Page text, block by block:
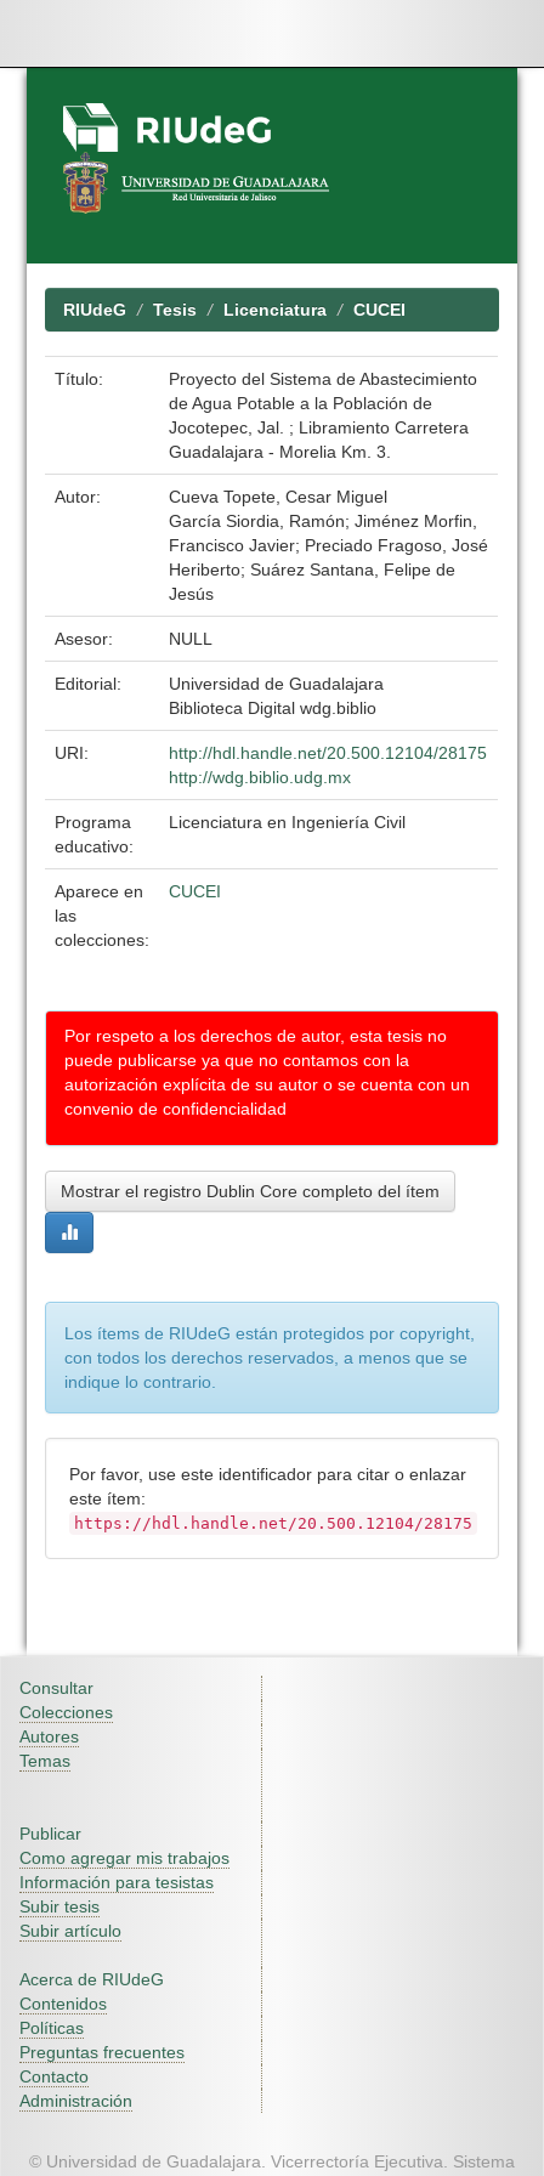
Skip
navigation
RIUdeG Tesis Licenciatura CUCEI
Título:
Proyecto del Sistema de Abastecimiento
de Agua Potable a la Población de
Jocotepec, Jal. ; Libramiento Carretera
Guadalajara - Morelia Km. 3.
Autor:
Cueva Topete, Cesar Miguel
García Siordia, Ramón; Jiménez Morfin,
Francisco Javier; Preciado Fragoso, José
Heriberto; Suárez Santana, Felipe de
Jesús
Asesor: NULL
Editorial:
Universidad de Guadalajara
Biblioteca Digital wdg.biblio
URI:
http://hdl.handle.net/20.500.12104/28175
http://wdg.biblio.udg.mx
Programa
educativo:
Licenciatura en Ingeniería Civil
Aparece en
las
colecciones:
CUCEI
Por respeto a los derechos de autor, esta tesis no
puede publicarse ya que no contamos con la
autorización explícita de su autor o se cuenta con un
convenio de confidencialidad
Mostrar el registro Dublin Core completo del ítem
Los ítems de RIUdeG están protegidos por copyright,
con todos los derechos reservados, a menos que se
indique lo contrario.
Por favor, use este identificador para citar o enlazar
este ítem:
https://hdl.handle.net/20.500.12104/28175
Consultar
Colecciones
Autores
Temas
Publicar
Como agregar mis trabajos
Información para tesistas
Subir tesis
Subir artículo
Acerca de RIUdeG
Contenidos
Políticas
Preguntas frecuentes
Contacto
Administración
© Universidad de Guadalajara. Vicerrectoría Ejecutiva. Sistema